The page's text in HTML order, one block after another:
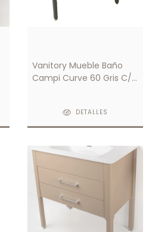
Vanitory Mueble Baño
Campi Curve 60 Gris C/
DETALLES